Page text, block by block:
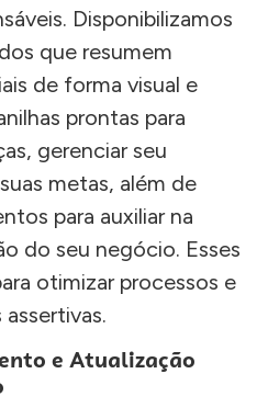
Disponibilizamos
que resumem
de forma visual e
prontas para
gerenciar seu
metas, além de
para auxiliar na
do seu negócio. Esses
otimizar processos e
e Atualização